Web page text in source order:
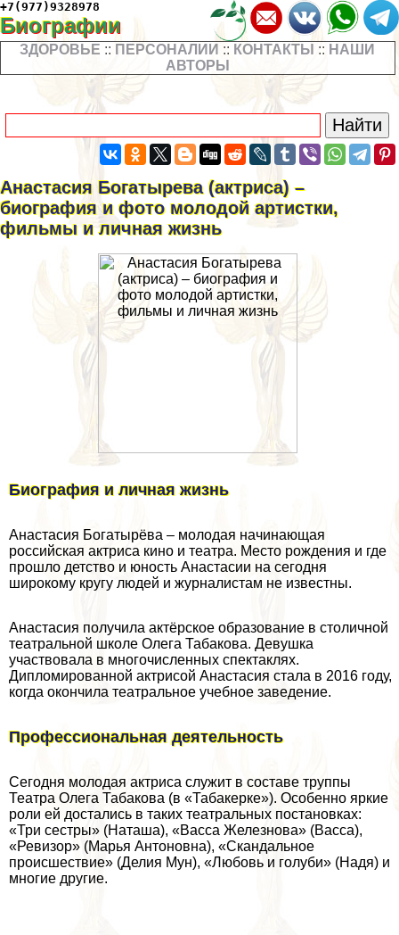
+7(977)9328978
Биографии
ЗДОРОВЬЕ :: ПЕРСОНАЛИИ :: КОНТАКТЫ :: НАШИ
АВТОРЫ
Анастасия Богатырева (актриса) –
биография и фото молодой артистки,
фильмы и личная жизнь
Биография и личная жизнь
Анастасия Богатырёва – молодая начинающая
российская актриса кино и театра. Место рождения и где
прошло детство и юность Анастасии на сегодня
широкому кругу людей и журналистам не известны.
Анастасия получила актёрское образование в столичной
театральной школе Олега Табакова. Девушка
участвовала в многочисленных спектаклях.
Дипломированной актрисой Анастасия стала в 2016 году,
когда окончила театральное учебное заведение.
Профессиональная деятельность
Сегодня молодая актриса служит в составе труппы
Театра Олега Табакова (в «Табакерке»). Особенно яркие
роли ей достались в таких театральных постановках:
«Три сестры» (Наташа), «Васса Железнова» (Васса),
«Ревизор» (Марья Антоновна), «Скандальное
происшествие» (Делия Мун), «Любовь и гoлyби» (Надя) и
многие другие.